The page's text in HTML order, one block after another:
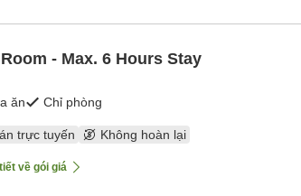
- Max. 6 Hours Stay
ăn Chỉ phòng
trực tuyến Không hoàn lại
về gói giá